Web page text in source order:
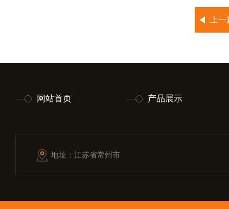
上
网站首页 产品展示
地址：江苏省常州市